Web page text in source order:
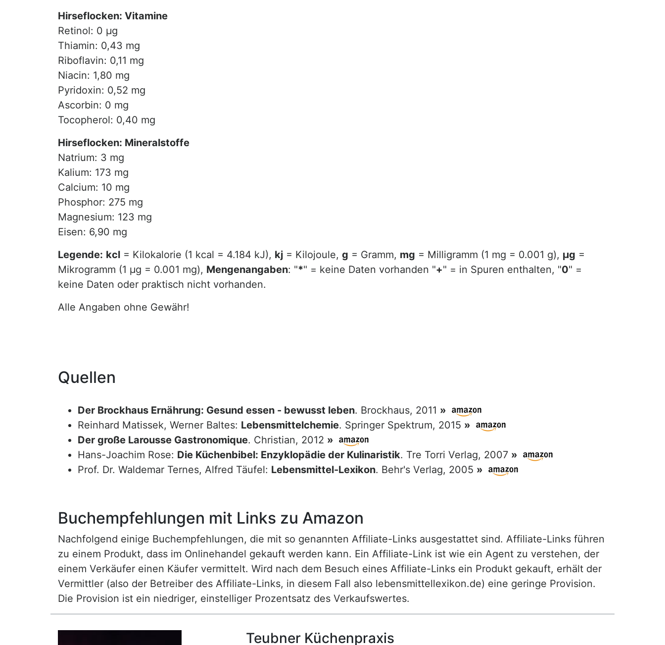
Hirseflocken: Vitamine
Retinol: 0 µg
Thiamin: 0,43 mg
Riboflavin: 0,11 mg
Niacin: 1,80 mg
Pyridoxin: 0,52 mg
Ascorbin: 0 mg
Tocopherol: 0,40 mg
Hirseflocken: Mineralstoffe
Natrium: 3 mg
Kalium: 173 mg
Calcium: 10 mg
Phosphor: 275 mg
Magnesium: 123 mg
Eisen: 6,90 mg
Legende: kcl = Kilokalorie (1 kcal = 4.184 kJ), kj = Kilojoule, g = Gramm, mg = Milligramm (1 mg = 0.001 g), µg =
Mikrogramm (1 µg = 0.001 mg), Mengenangaben: "*" = keine Daten vorhanden "+" = in Spuren enthalten, "0" =
keine Daten oder praktisch nicht vorhanden.
Alle Angaben ohne Gewähr!
Quellen
Der Brockhaus Ernährung: Gesund essen - bewusst leben. Brockhaus, 2011 »
Reinhard Matissek, Werner Baltes: Lebensmittelchemie. Springer Spektrum, 2015 »
Der große Larousse Gastronomique. Christian, 2012 »
Hans-Joachim Rose: Die Küchenbibel: Enzyklopädie der Kulinaristik. Tre Torri Verlag, 2007 »
Prof. Dr. Waldemar Ternes, Alfred Täufel: Lebensmittel-Lexikon. Behr's Verlag, 2005 »
Buchempfehlungen mit Links zu Amazon
Nachfolgend einige Buchempfehlungen, die mit so genannten Affiliate-Links ausgestattet sind. Affiliate-Links führen
zu einem Produkt, dass im Onlinehandel gekauft werden kann. Ein Affiliate-Link ist wie ein Agent zu verstehen, der
einem Verkäufer einen Käufer vermittelt. Wird nach dem Besuch eines Affiliate-Links ein Produkt gekauft, erhält der
Vermittler (also der Betreiber des Affiliate-Links, in diesem Fall also lebensmittellexikon.de) eine geringe Provision.
Die Provision ist ein niedriger, einstelliger Prozentsatz des Verkaufswertes.
Teubner Küchenpraxis